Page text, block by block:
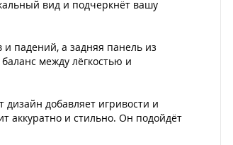
вид и подчеркнёт вашу
падений, а задняя панель из
между лёгкостью и
добавляет игривости и
аккуратно и стильно. Он подойдёт